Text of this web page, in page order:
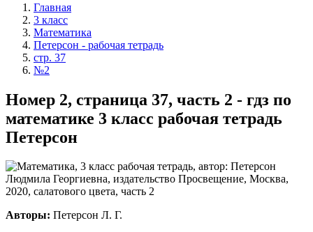
Главная
3 класс
Математика
Петерсон - рабочая тетрадь
стр. 37
№2
Номер 2, страница 37, часть 2 - гдз по
математике 3 класс рабочая тетрадь
Петерсон
Авторы: Петерсон Л. Г.